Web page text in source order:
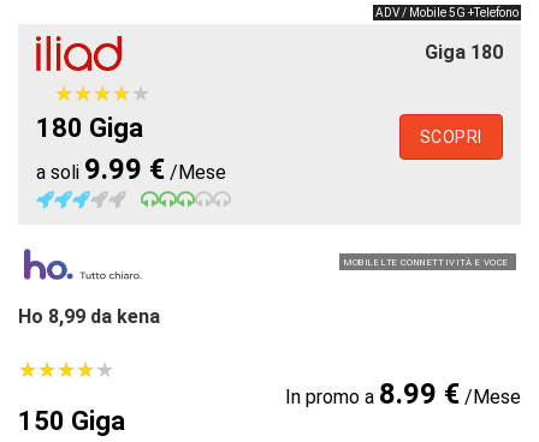
ADV / Mobile 5G +Telefono
Giga 180
★★★★★
★★★★★
180 Giga
a soli 9.99 € /Mese
SCOPRI
MOBILE LTE CONNETTIVITÀ E VOCE
Ho 8,99 da kena
★★★★★
★★★★★
150 Giga
In promo a 8.99 €/Mese